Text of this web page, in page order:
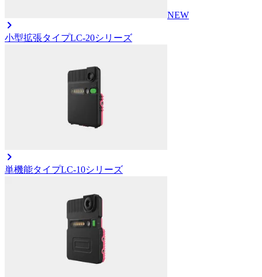
NEW
小型拡張タイプLC-20シリーズ
単機能タイプLC-10シリーズ